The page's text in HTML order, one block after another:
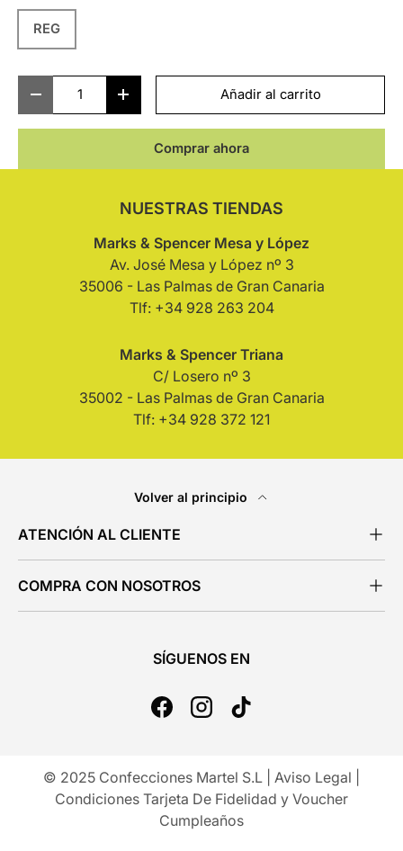
REG
- + Añadir al carrito
Comprar ahora
NUESTRAS TIENDAS
Marks & Spencer Mesa y López
Av. José Mesa y López nº 3
35006 - Las Palmas de Gran Canaria
Tlf: +34 928 263 204
Marks & Spencer Triana
C/ Losero nº 3
35002 - Las Palmas de Gran Canaria
Tlf: +34 928 372 121
Volver al principio
ATENCIÓN AL CLIENTE
COMPRA CON NOSOTROS
SÍGUENOS EN
FacebookInstagramTikTok
© 2025 Confecciones Martel S.L | Aviso Legal
Condiciones Tarjeta De Fidelidad y Voucher
Cumpleaños